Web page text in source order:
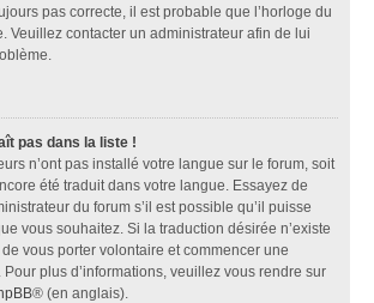
pas correcte, il est probable que l’horloge du
Veuillez contacter un administrateur afin de lui
pas dans la liste !
n’ont pas installé votre langue sur le forum, soit
été traduit dans votre langue. Essayez de
du forum s’il est possible qu’il puisse
vous souhaitez. Si la traduction désirée n’existe
vous porter volontaire et commencer une
plus d’informations, veuillez vous rendre sur
® (en anglais).